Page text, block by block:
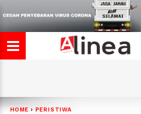
HOME › PERISTIWA